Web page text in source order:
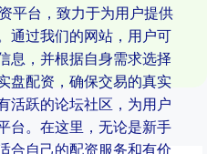
平台，致力于为用户提供
通过我们的网站，用户可
息，并根据自身需求选择
盘配资，确保交易的真实
活跃的论坛社区，为用户
台。在这里，无论是新手
合自己的配资服务和有价